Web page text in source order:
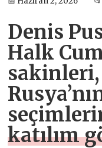
Denis
Halk
katılım